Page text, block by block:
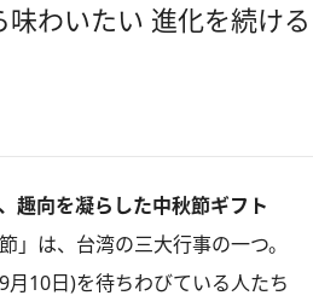
わいたい 進化を続ける
趣向を凝らした中秋節ギフト
は、台湾の三大行事の一つ。
月10日)を待ちわびている人たち